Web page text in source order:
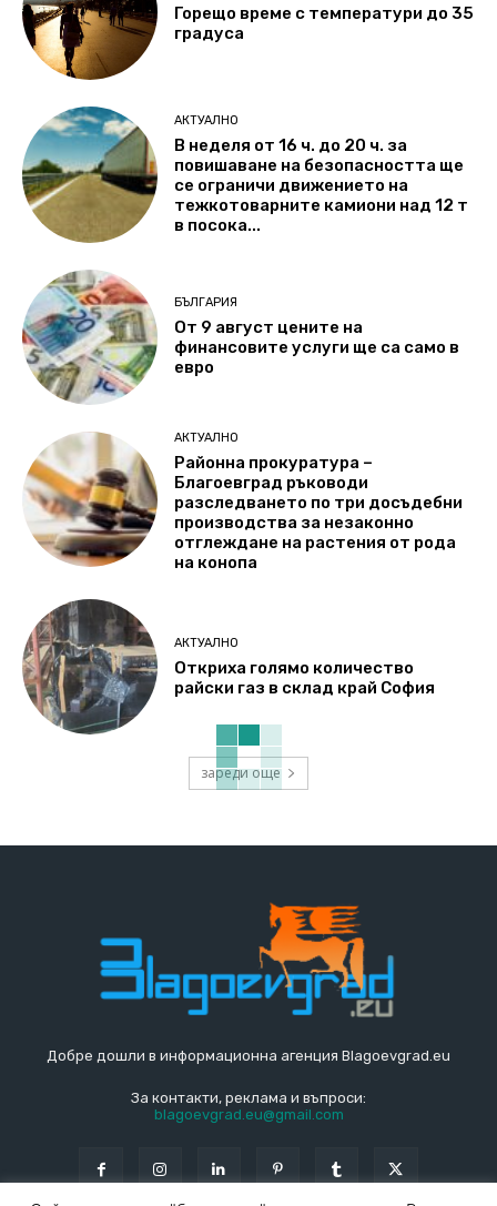
Горещо време с температури до 35
градуса
АКТУАЛНО
В неделя от 16 ч. до 20 ч. за
повишаване на безопасността ще
се ограничи движението на
тежкотоварните камиони над 12 т
в посока...
БЪЛГАРИЯ
От 9 август цените на
финансовите услуги ще са само в
евро
АКТУАЛНО
Районна прокуратура –
Благоевград ръководи
разследването по три досъдебни
производства за незаконно
отглеждане на растения от рода
на конопа
АКТУАЛНО
Откриха голямо количество
райски газ в склад край София
зареди още
Добре дошли в информационна агенция Blagoevgrad.eu
За контакти, реклама и въпроси:
blagoevgrad.eu@gmail.com